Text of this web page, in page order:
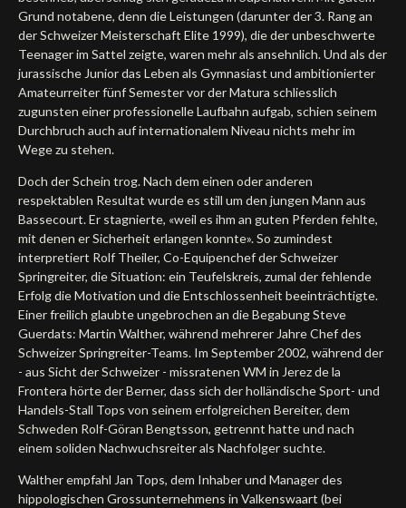
Grund notabene, denn die Leistungen (darunter der 3. Rang an
der Schweizer Meisterschaft Elite 1999), die der unbeschwerte
Teenager im Sattel zeigte, waren mehr als ansehnlich. Und als der
jurassische Junior das Leben als Gymnasiast und ambitionierter
Amateurreiter fünf Semester vor der Matura schliesslich
zugunsten einer professionelle Laufbahn aufgab, schien seinem
Durchbruch auch auf internationalem Niveau nichts mehr im
Wege zu stehen.
Doch der Schein trog. Nach dem einen oder anderen
respektablen Resultat wurde es still um den jungen Mann aus
Bassecourt. Er stagnierte, «weil es ihm an guten Pferden fehlte,
mit denen er Sicherheit erlangen konnte». So zumindest
interpretiert Rolf Theiler, Co-Equipenchef der Schweizer
Springreiter, die Situation: ein Teufelskreis, zumal der fehlende
Erfolg die Motivation und die Entschlossenheit beeinträchtigte.
Einer freilich glaubte ungebrochen an die Begabung Steve
Guerdats: Martin Walther, während mehrerer Jahre Chef des
Schweizer Springreiter-Teams. Im September 2002, während der
- aus Sicht der Schweizer - missratenen WM in Jerez de la
Frontera hörte der Berner, dass sich der holländische Sport- und
Handels-Stall Tops von seinem erfolgreichen Bereiter, dem
Schweden Rolf-Göran Bengtsson, getrennt hatte und nach
einem soliden Nachwuchsreiter als Nachfolger suchte.
Walther empfahl Jan Tops, dem Inhaber und Manager des
hippologischen Grossunternehmens in Valkenswaart (bei